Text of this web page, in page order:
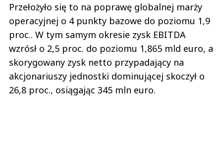
Przełożyło się to na poprawę globalnej marży
operacyjnej o 4 punkty bazowe do poziomu 1,9
proc.. W tym samym okresie zysk EBITDA
wzrósł o 2,5 proc. do poziomu 1,865 mld euro, a
skorygowany zysk netto przypadający na
akcjonariuszy jednostki dominującej skoczył o
26,8 proc., osiągając 345 mln euro.